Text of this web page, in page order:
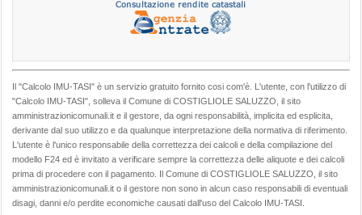
Il "Calcolo IMU-TASI" è un servizio gratuito fornito cosi com'è. L'utente, con l'utilizzo di
"Calcolo IMU-TASI", solleva il Comune di COSTIGLIOLE SALUZZO, il sito
amministrazionicomunali.it e il gestore, da ogni responsabilità, implicita ed esplicita,
derivante dal suo utilizzo e da qualunque interpretazione della normativa di riferimento.
L'utente è l'unico responsabile della correttezza dei calcoli e della compilazione del
modello F24 ed è invitato a verificare sempre la correttezza delle aliquote e dei calcoli
prima di procedere con il pagamento. Il Comune di COSTIGLIOLE SALUZZO, il sito
amministrazionicomunali.it o il gestore non sono in alcun caso responsabili di eventuali
disagi, danni e/o perdite economiche causati dall'uso del Calcolo IMU-TASI.